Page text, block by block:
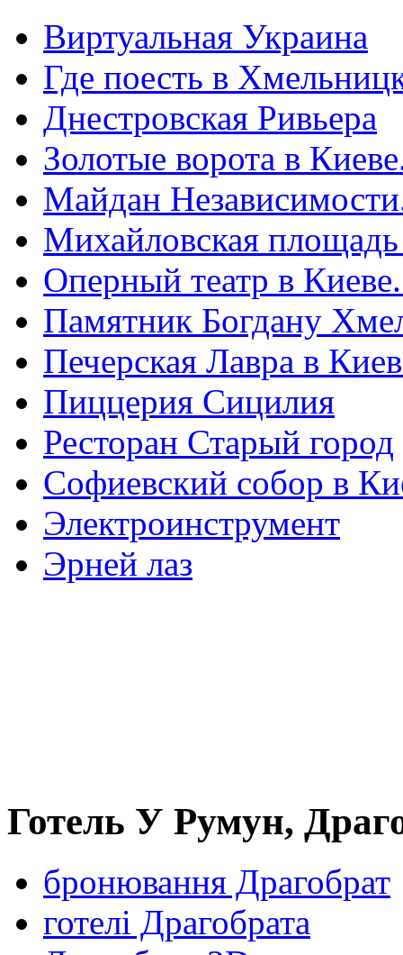
Виртуальная Украина
Где поесть в
Днестровская Ривьера
Золотые ворота в
Майдан
Михайловская
Оперный театр в
Памятник Богдану
Печерская Лавра в
Пиццерия Сицилия
Ресторан Старый город
Софиевский собор в
Электроинструмент
Эрней лаз
Готель У Румун,
бронювання Драгобрат
готелі Драгобрата